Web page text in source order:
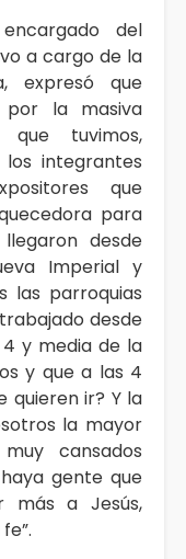
del
a cargo de la
expresó que
por la masiva
que tuvimos,
integrantes
que
para
desde
Imperial y
las parroquias
desde
y media de la
y que a las 4
quieren ir? Y la
la mayor
cansados
gente que
más a Jesús,